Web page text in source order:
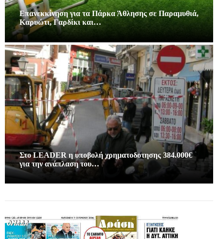
Επανεκκίνηση για τα Πάρκα Άθλησης σε Παραμυθιά,
Καρυώτι, Γαρδίκι και…
Στο LEADER η υποβολή χρηματοδοτησης 384.000€
για την ανάπλαση του…